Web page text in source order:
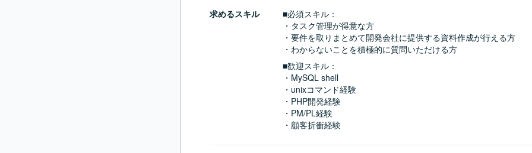
求めるスキル
■必須スキル：
・タスク管理が得意な方
・要件を取りまとめて開発会社に提供する資料作成が行える方
・わからないことを積極的に質問いただける方
■歓迎スキル：
・MySQL shell
・unixコマンド経験
・PHP開発経験
・PM/PL経験
・顧客折衝経験